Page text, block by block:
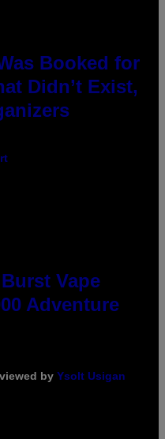
Booked for
Didn’t Exist,
Vape
Adventure
by Ysolt Usigan